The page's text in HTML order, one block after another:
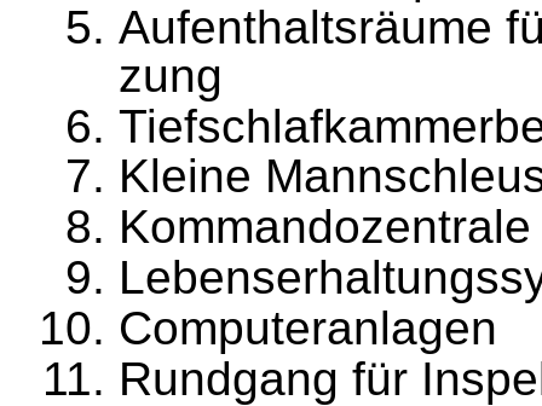
Aufenthaltsräume
zung
Kleine
Kommandozentrale
Computeranlagen
Rundgang für